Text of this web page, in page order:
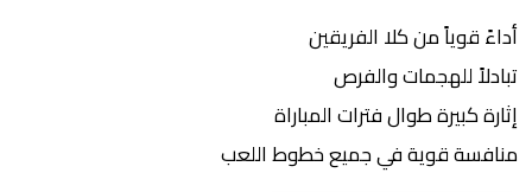
أداءً قوياً من كلا الفريقين
تبادلاً للهجمات والفرص
إثارة كبيرة طوال فترات المباراة
منافسة قوية في جميع خطوط اللعب